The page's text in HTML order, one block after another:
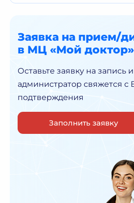
Заявка на прием/
в МЦ «Мой доктор»
Оставьте заявку на запись
администратор свяжется с
подтверждения
Заполнить заявку